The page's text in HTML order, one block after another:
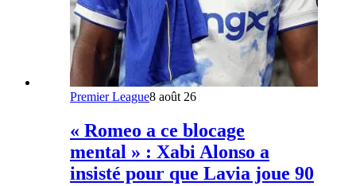
Premier League8 août 26
« Romeo a ce blocage
mental » : Xabi Alonso a
insisté pour que Lavia joue 90